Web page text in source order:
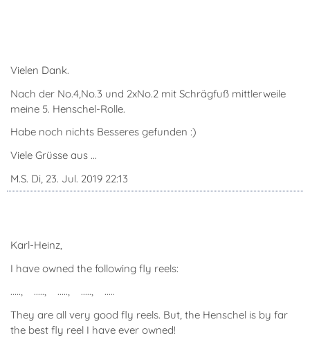
Vielen Dank.
Nach der No.4,No.3 und 2xNo.2 mit Schrägfuß mittlerweile
meine 5. Henschel-Rolle.
Habe noch nichts Besseres gefunden :)
Viele Grüsse aus ...
M.S. Di, 23. Jul. 2019 22:13
Karl-Heinz,
I have owned the following fly reels:
....., ....., ....., ....., .....
They are all very good fly reels. But, the Henschel is by far
the best fly reel I have ever owned!